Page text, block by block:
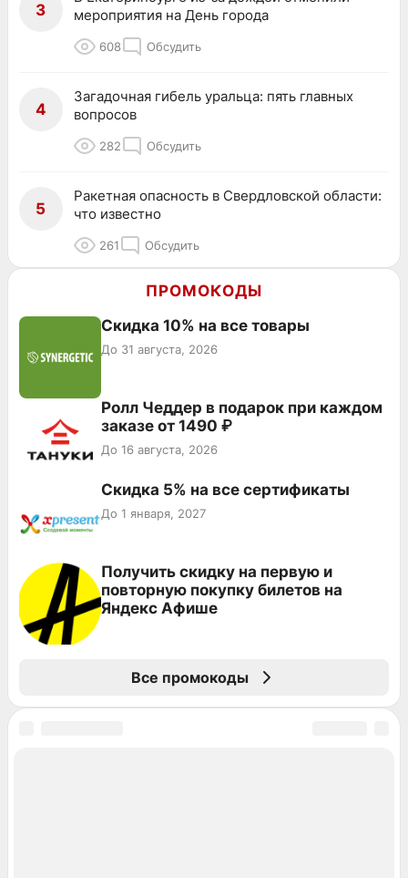
3
мероприятия на День города
608 Обсудить
4
Загадочная гибель уральца: пять главных
вопросов
282 Обсудить
5
Ракетная опасность в Свердловской области:
что известно
261 Обсудить
ПРОМОКОДЫ
Скидка 10% на все товары
До 31 августа, 2026
Ролл Чеддер в подарок при каждом
заказе от 1490 ₽
До 16 августа, 2026
Скидка 5% на все сертификаты
До 1 января, 2027
Получить скидку на первую и
повторную покупку билетов на
Яндекс Афише
Все промокоды